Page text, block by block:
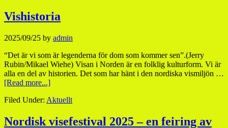
Vishistoria
2025/09/25 by admin
“Det är vi som är legenderna för dom som kommer sen”.(Jerry
Rubin/Mikael Wiehe) Visan i Norden är en folklig kulturform. Vi är
alla en del av historien. Det som har hänt i den nordiska vismiljön …
[Read more...]
Filed Under: Aktuellt
Nordisk visefestival 2025 – en feiring av